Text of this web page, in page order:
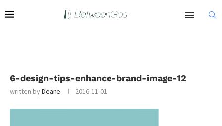
6-design-tips-enhance-brand-image-12
written byDeane 2016-11-01